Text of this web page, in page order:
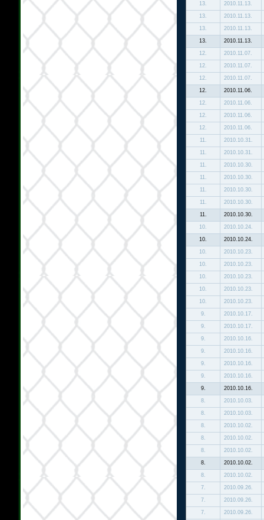
13. 2010.11.13.
13. 2010.11.13.
13. 2010.11.13.
13. 2010.11.13.
12. 2010.11.07.
12. 2010.11.07.
12. 2010.11.07.
12. 2010.11.06.
12. 2010.11.06.
12. 2010.11.06.
12. 2010.11.06.
11. 2010.10.31.
11. 2010.10.31.
11. 2010.10.30.
11. 2010.10.30.
11. 2010.10.30.
11. 2010.10.30.
11. 2010.10.30.
10. 2010.10.24.
10. 2010.10.24.
10. 2010.10.23.
10. 2010.10.23.
10. 2010.10.23.
10. 2010.10.23.
10. 2010.10.23.
9. 2010.10.17.
9. 2010.10.17.
9. 2010.10.16.
9. 2010.10.16.
9. 2010.10.16.
9. 2010.10.16.
9. 2010.10.16.
8. 2010.10.03.
8. 2010.10.03.
8. 2010.10.02.
8. 2010.10.02.
8. 2010.10.02.
8. 2010.10.02.
8. 2010.10.02.
7. 2010.09.26.
7. 2010.09.26.
7. 2010.09.26.